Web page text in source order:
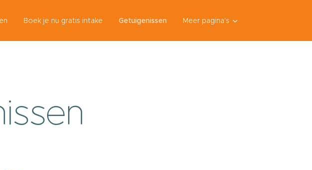
Boek je nu gratis intake Getuigenissen Meer pagina's